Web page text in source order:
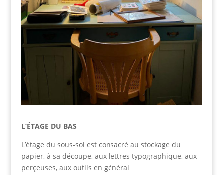
L’ÉTAGE DU BAS
L’étage du sous-sol est consacré au stockage du
papier, à sa découpe, aux lettres typographique, aux
perçeuses, aux outils en général